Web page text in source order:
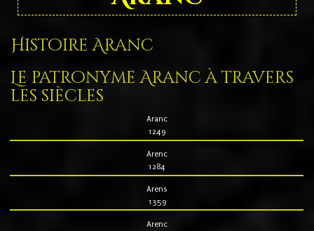
Histoire Aranc
Le patronyme Aranc à travers
les siècles
Aranc
1249
Arenc
1284
Arens
1359
Arenc